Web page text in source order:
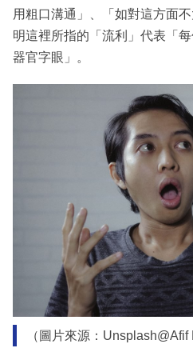
用粗口溝通」、「如對這方面
明這裡所指的「流利」代表「
器官字眼」。
（圖片來源：Unsplash@Afif